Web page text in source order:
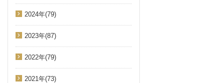
2024年(79)
2023年(87)
2022年(79)
2021年(73)